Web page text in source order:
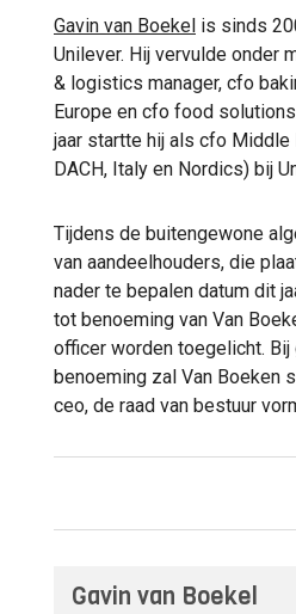
Gavin van Boekel is sinds
Unilever. Hij vervulde onder
& logistics manager, cfo
Europe en cfo food
jaar startte hij als cfo Middle
DACH, Italy en Nordics) bij
Tijdens de buitengewone
van aandeelhouders, die
nader te bepalen datum dit
tot benoeming van Van
officer worden toegelicht. Bij
benoeming zal Van Boeken
ceo, de raad van bestuur
Gavin van Boekel